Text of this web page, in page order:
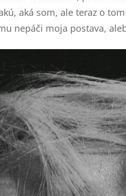
aká som, ale teraz o
nepáči moja postava,